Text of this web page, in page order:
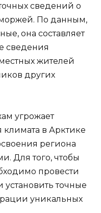
сведений о
По данным,
она составляет
сведения
жителей
других
угрожает
климата в Арктике
региона
Для того, чтобы
провести
точные
уникальных